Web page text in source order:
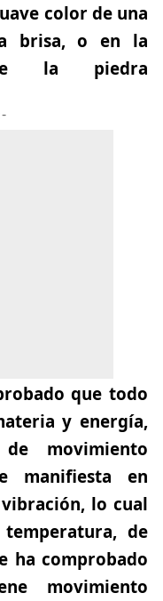
color de una
brisa, o en la
la piedra
-
que todo
y energía,
movimiento
manifiesta en
lo cual
de
ha comprobado
movimiento